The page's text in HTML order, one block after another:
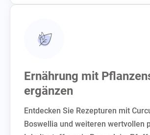
Ernährung mit
ergänzen
Entdecken Sie Rezepturen mit
Boswellia und weiteren wertvollen